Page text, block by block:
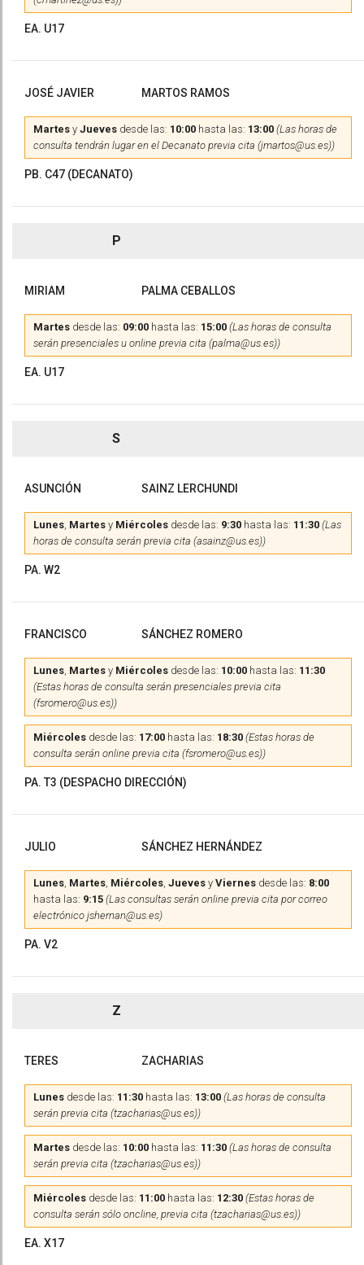
EA. U17
JOSÉ JAVIER MARTOS RAMOS
Martes y Jueves desde las: 10:00 hasta las: 13:00 (Las horas de
consulta tendrán lugar en el Decanato previa cita (jmartos@us.es))
PB. C47 (DECANATO)
P
MIRIAM PALMA CEBALLOS
Martes desde las: 09:00 hasta las: 15:00 (Las horas de consulta
serán presenciales u online previa cita (palma@us.es))
EA. U17
S
ASUNCIÓN SAINZ LERCHUNDI
Lunes, Martes y Miércoles desde las: 9:30 hasta las: 11:30 (Las
horas de consulta serán previa cita (asainz@us.es))
PA. W2
FRANCISCO SÁNCHEZ ROMERO
Lunes, Martes y Miércoles desde las: 10:00 hasta las: 11:30
(Estas horas de consulta serán presenciales previa cita
(fsromero@us.es))
Miércoles desde las: 17:00 hasta las: 18:30 (Estas horas de
consulta serán online previa cita (fsromero@us.es))
PA. T3 (DESPACHO DIRECCIÓN)
JULIO SÁNCHEZ HERNÁNDEZ
Lunes, Martes, Miércoles, Jueves y Viernes desde las: 8:00
hasta las: 9:15 (Las consultas serán online previa cita por correo
electrónico jshernan@us.es)
PA. V2
Z
TERES ZACHARIAS
Lunes desde las: 11:30 hasta las: 13:00 (Las horas de consulta
serán previa cita (tzacharias@us.es))
Martes desde las: 10:00 hasta las: 11:30 (Las horas de consulta
serán previa cita (tzacharias@us.es))
Miércoles desde las: 11:00 hasta las: 12:30 (Estas horas de
consulta serán sólo oncline, previa cita (tzacharias@us.es))
EA. X17